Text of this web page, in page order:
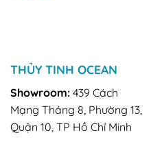
THỦY TINH OCEAN
Showroom: 439 Cách
Mạng Tháng 8, Phường 13,
Quận 10, TP Hồ Chí Minh